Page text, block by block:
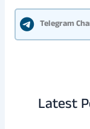
Telegram
Latest